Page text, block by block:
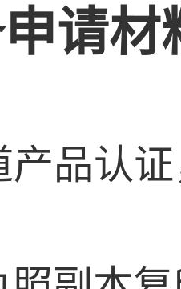
请材
品认